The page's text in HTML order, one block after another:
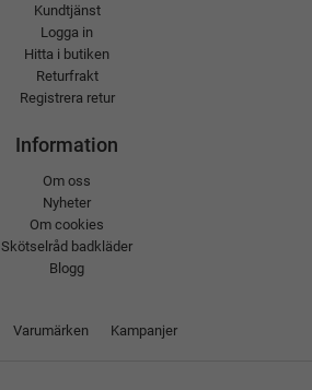
Kundtjänst
Logga in
Hitta i butiken
Returfrakt
Registrera retur
Information
Om oss
Nyheter
Om cookies
Skötselråd badkläder
Blogg
Varumärken Kampanjer